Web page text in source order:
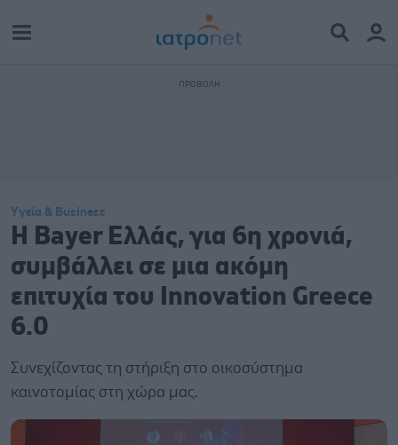
Υγεία & Business
Η Bayer Ελλάς, για 6η χρονιά,
συμβάλλει σε μια ακόμη
επιτυχία του Innovation Greece
6.0
Συνεχίζοντας τη στήριξη στο οικοσύστημα
καινοτομίας στη χώρα μας.